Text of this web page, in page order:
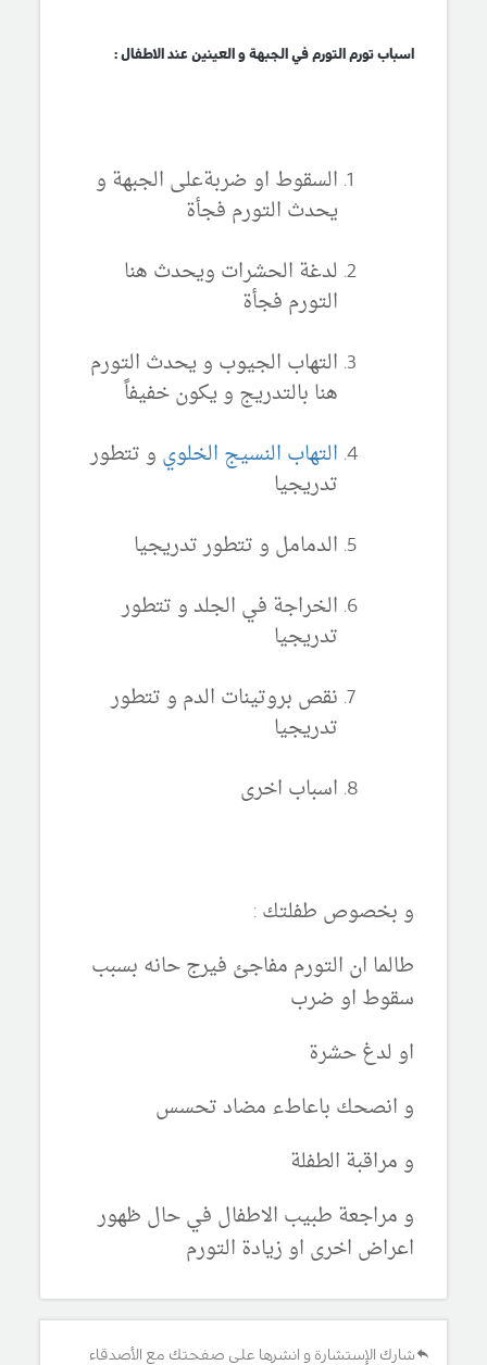
اسباب تورم التورم في الجبهة و العينين عند الاطفال :
السقوط او ضربةعلى الجبهة و
يحدث التورم فجأة
لدغة الحشرات ويحدث هنا
التورم فجأة
التهاب الجيوب و يحدث التورم
هنا بالتدريج و يكون خفيفاً
التهاب النسيج الخلوي و تتطور
تدريجيا
الدمامل و تتطور تدريجيا
الخراجة في الجلد و تتطور
تدريجيا
نقص بروتينات الدم و تتطور
تدريجيا
اسباب اخرى
و بخصوص طفلتك :
طالما ان التورم مفاجئ فيرج حانه بسبب
سقوط او ضرب
او لدغ حشرة
و انصحك باعاطء مضاد تحسس
و مراقبة الطفلة
و مراجعة طبيب الاطفال في حال ظهور
اعراض اخرى او زيادة التورم
شارك الإستشارة و انشرها على صفحتك مع الأصدقاء